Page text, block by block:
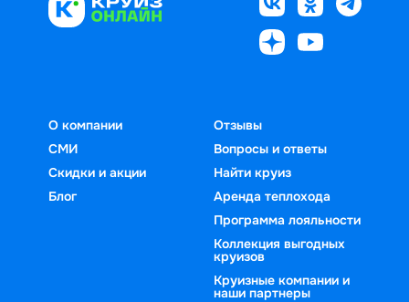
О компании
СМИ
Скидки и акции
Блог
Отзывы
Вопросы и ответы
Найти круиз
Аренда теплохода
Программа лояльности
Коллекция выгодных
круизов
Круизные компании и
наши партнеры